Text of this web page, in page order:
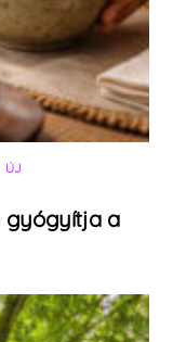
ÚJ
gyógyítja a